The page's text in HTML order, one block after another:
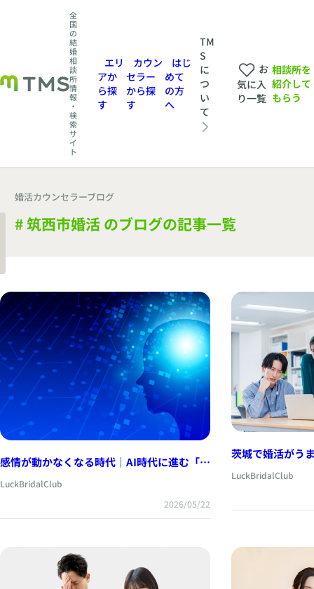
全
国
の
結
婚
相
談
所
情
報
・
検
索
サ
イ
ト
エリ
アか
ら探
す
カウン
セラー
から探
す
はじ
めて
の方
へ
TM
S
に
つ
い
て
お
気に入
り一覧
相談所を
紹介して
もらう
婚活カウンセラーブログ
# 筑西市婚活 のブログの記事一覧
感情が動かなくなる時代｜AI時代に進む「静
かな無感情化」
LuckBridalClub
2026/05/22
茨城で婚活がう
LuckBridalClub